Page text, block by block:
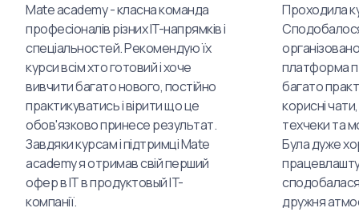
Mate academy - класна команда
професіоналів різних IT-напрямків і
спеціальностей. Рекомендую їх
курси всім хто готовий і хоче
вивчити багато нового, постійно
практикуватись і вірити що це
обов'язково принесе результат.
Завдяки курсам і підтримці Mate
academy я отримав свій перший
офер в IT в продуктовый IT-
компанії.
Проходила
платформа
багато
корисні
техчеки та
Була дуже
дружня